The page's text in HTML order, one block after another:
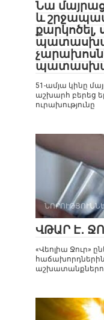
Նա
և
քարկոծել,
51-ամյա կինը
աշխարհ բերեց
ուրախությունը
ՎԹԱՐ Է․
«Վեոլիա Ջուր»